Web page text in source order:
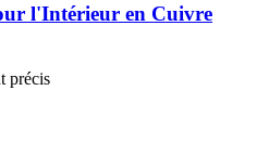
l'Intérieur en Cuivre
précis